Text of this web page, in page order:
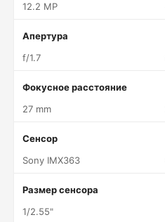
12.2 MP
Апертура
f/1.7
Фокусное расстояние
27 mm
Сенсор
Sony IMX363
Размер сенсора
1/2.55"